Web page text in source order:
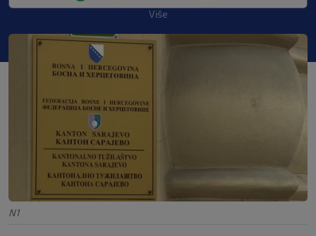
Više
N1